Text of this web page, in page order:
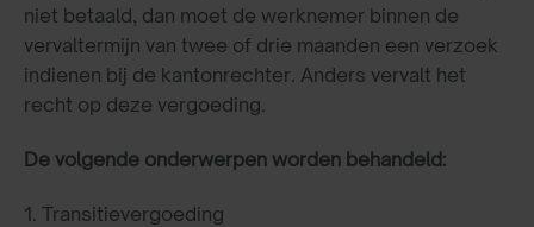
niet betaald, dan moet de werknemer binnen de
vervaltermijn van twee of drie maanden een verzoek
indienen bij de kantonrechter. Anders vervalt het
recht op deze vergoeding.
De volgende onderwerpen worden behandeld:
1. Transitievergoeding